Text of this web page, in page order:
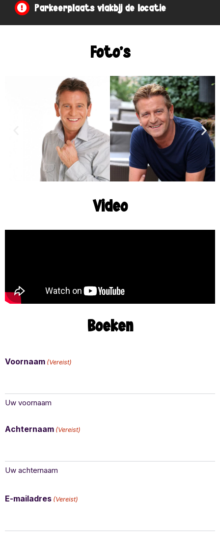
Parkeerplaats vlakbij de locatie
Foto's
Video
Boeken
Voornaam (Vereist)
Uw voornaam
Achternaam (Vereist)
Uw achternaam
E-mailadres (Vereist)